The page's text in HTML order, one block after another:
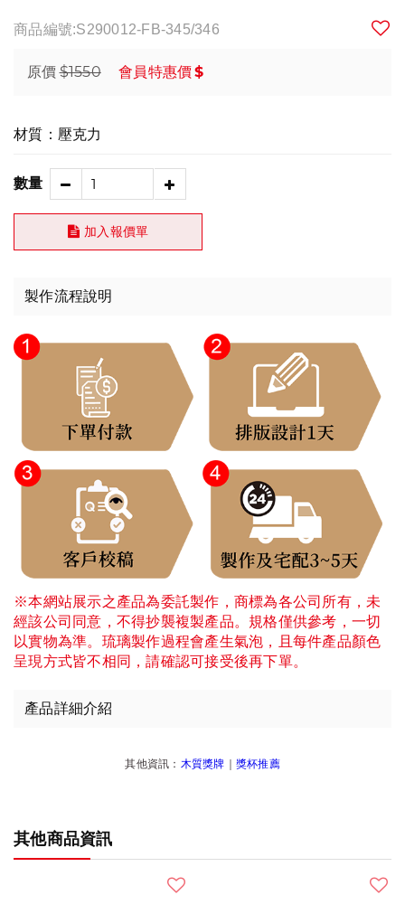
商品編號:S290012-FB-345/346
原價 $1550 會員特惠價$
材質：壓克力
數量
加入報價單
製作流程說明
※本網站展示之產品為委託製作，商標為各公司所有，未
經該公司同意，不得抄襲複製產品。規格僅供參考，一切
以實物為準。琉璃製作過程會產生氣泡，且每件產品顏色
呈現方式皆不相同，請確認可接受後再下單。
產品詳細介紹
其他資訊： 木質獎牌 獎杯推薦
其他商品資訊